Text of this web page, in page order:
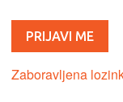
Zaboravljena